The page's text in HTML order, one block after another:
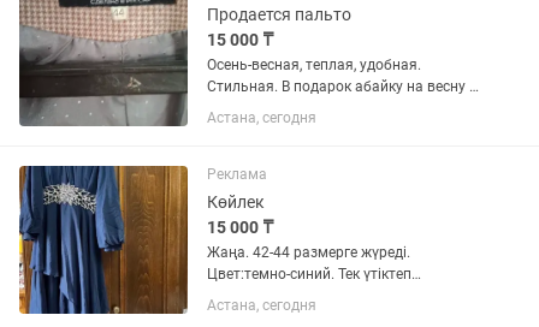
Продается пальто
15 000 ₸
Осень-весная, теплая, удобная.
Стильная. В подарок абайку на весну в
графитовом цвете, рр s
Астана, сегодня
Реклама
Көйлек
15 000 ₸
Жаңа. 42-44 размерге жүреді.
Цвет:темно-синий. Тек үтіктеп
жіберсеңіз болды көйлек жаксы, әдемі
состояниеде.👍🏻
Астана, сегодня